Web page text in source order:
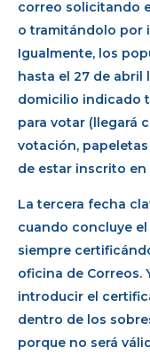
correo solicitando
o tramitándolo por
Igualmente, los
hasta el 27 de abril
domicilio indicado
para votar (llegará
votación,
de estar inscrito en
La tercera fecha
cuando concluye
siempre
oficina de Correos.
introducir el
dentro de los
porque no será